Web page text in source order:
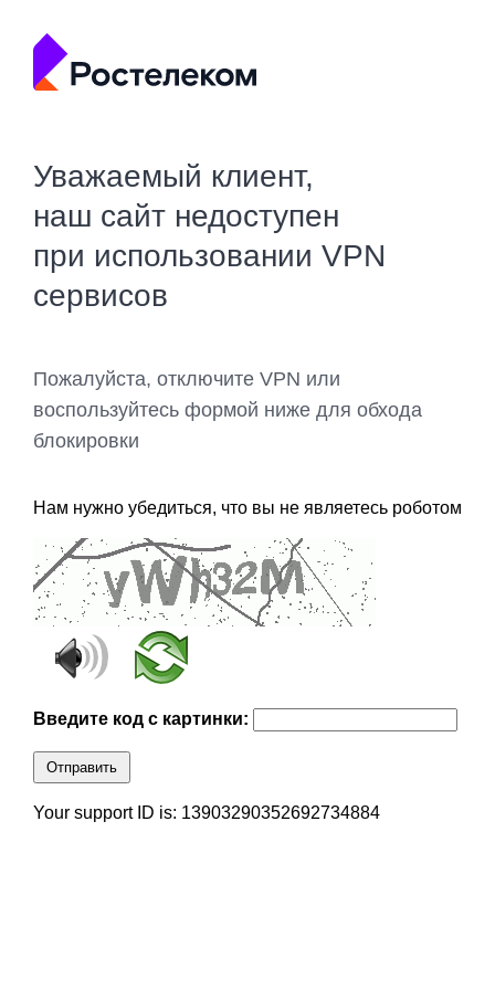
Уважаемый клиент,
наш сайт недоступен
при использовании VPN
сервисов
Пожалуйста, отключите VPN или
воспользуйтесь формой ниже для обхода
блокировки
Нам нужно убедиться, что вы не являетесь роботом
Введите код с картинки:
Отправить
Your support ID is: 13903290352692734884